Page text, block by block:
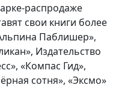
распродаже
свои книги более
Паблишер»,
Издательство
«Компас Гид»,
сотня», «Эксмо»